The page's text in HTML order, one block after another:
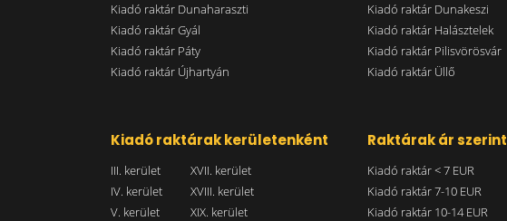
Kiadó raktár Dunaharaszti
Kiadó raktár Dunakeszi
Kiadó raktár Gyál
Kiadó raktár Halásztelek
Kiadó raktár Páty
Kiadó raktár Pilisvörösvár
Kiadó raktár Újhartyán
Kiadó raktár Üllő
Kiadó raktárak kerületenként
III. kerület
IV. kerület
V. kerület
XVII. kerület
XVIII. kerület
XIX. kerület
Raktárak ár szerint
Kiadó raktár < 7 EUR
Kiadó raktár 7-10 EUR
Kiadó raktár 10-14 EUR